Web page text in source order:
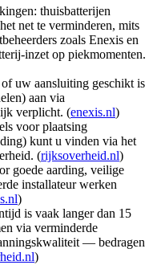
thuisbatterijen
net te verminderen, mits
zoals Enexis en
inzet op piekmomenten.
uw aansluiting geschikt is
aan via
verplicht. (enexis.nl)
voor plaatsing
kunt u vinden via het
(rijksoverheid.nl)
goede aarding, veilige
installateur werken
)
is vaak langer dan 15
via verminderde
— bedragen
)